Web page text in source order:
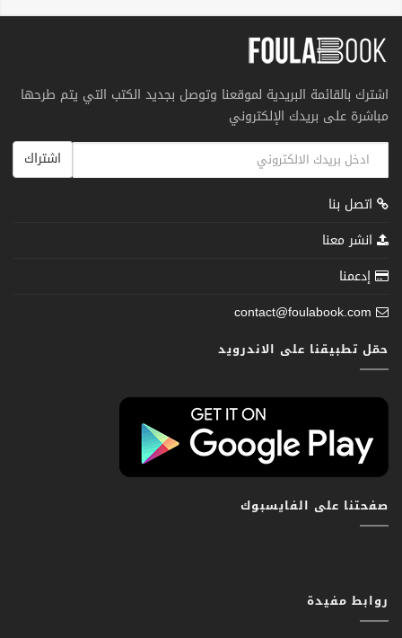
اشترك بالقائمة البريدية لموقعنا وتوصل بجديد الكتب التي يتم طرحها
مباشرة على بريدك الإلكتروني
اشتراك
اتصل بنا
انشر معنا
إدعمنا
contact@foulabook.com
حمّل تطبيقنا على الاندرويد
صفحتنا على الفايسبوك
روابط مفيدة